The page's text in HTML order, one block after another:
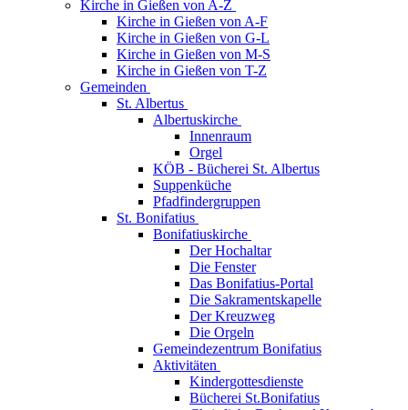
Kirche in Gießen von A-Z
Kirche in Gießen von A-F
Kirche in Gießen von G-L
Kirche in Gießen von M-S
Kirche in Gießen von T-Z
Gemeinden
St. Albertus
Albertuskirche
Innenraum
Orgel
KÖB - Bücherei St. Albertus
Suppenküche
Pfadfindergruppen
St. Bonifatius
Bonifatiuskirche
Der Hochaltar
Die Fenster
Das Bonifatius-Portal
Die Sakramentskapelle
Der Kreuzweg
Die Orgeln
Gemeindezentrum Bonifatius
Aktivitäten
Kindergottesdienste
Bücherei St.Bonifatius